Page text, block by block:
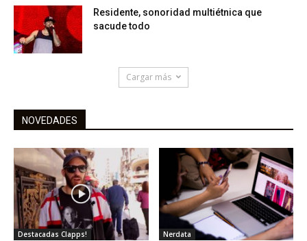
Residente, sonoridad multiétnica que
sacude todo
Cargar más
NOVEDADES
Destacadas Clapps! Nerdata